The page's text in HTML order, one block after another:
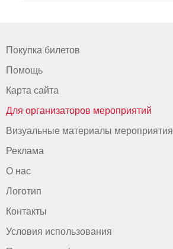
Покупка билетов
Помощь
Карта сайта
Для организаторов мероприятий
Визуальные материалы мероприятия
Реклама
О нас
Логотип
Контакты
Условия использования